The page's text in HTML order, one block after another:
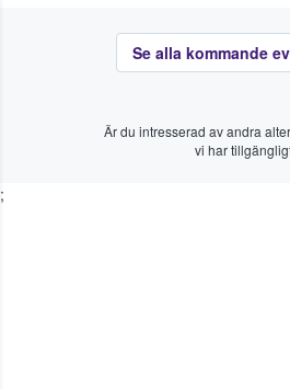
Se alla kommande
Är du intresserad av andra
vi har
;